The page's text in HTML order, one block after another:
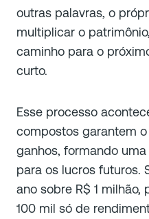
outras palavras, o
multiplicar o
caminho para o
curto.
Esse processo
compostos garantem
ganhos, formando
para os lucros futuros.
ano sobre R$ 1 milhão,
100 mil só de